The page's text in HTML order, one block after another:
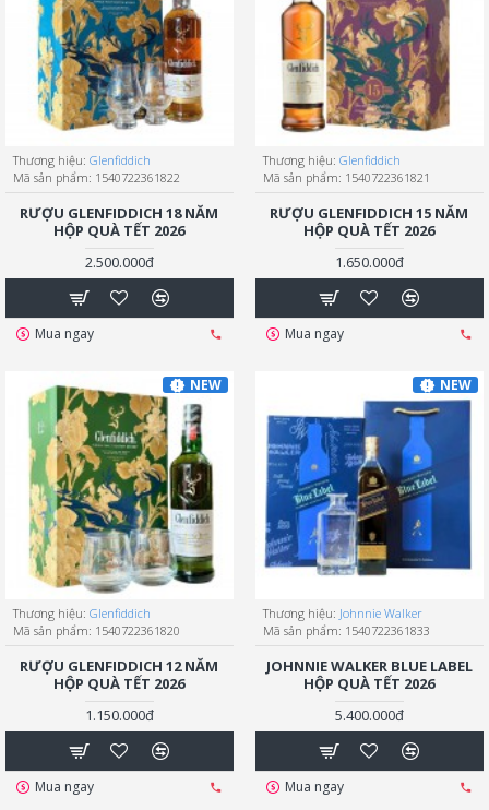
Thương hiệu: Glenfiddich
Mã sản phẩm: 1540722361822
RƯỢU GLENFIDDICH 18 NĂM
HỘP QUÀ TẾT 2026
2.500.000đ
Mua ngay
Thương hiệu: Glenfiddich
Mã sản phẩm: 1540722361821
RƯỢU GLENFIDDICH 15 NĂM
HỘP QUÀ TẾT 2026
1.650.000đ
Mua ngay
NEW
Thương hiệu: Glenfiddich
Mã sản phẩm: 1540722361820
RƯỢU GLENFIDDICH 12 NĂM
HỘP QUÀ TẾT 2026
1.150.000đ
Mua ngay
NEW
Thương hiệu: Johnnie Walker
Mã sản phẩm: 1540722361833
JOHNNIE WALKER BLUE LABEL
HỘP QUÀ TẾT 2026
5.400.000đ
Mua ngay